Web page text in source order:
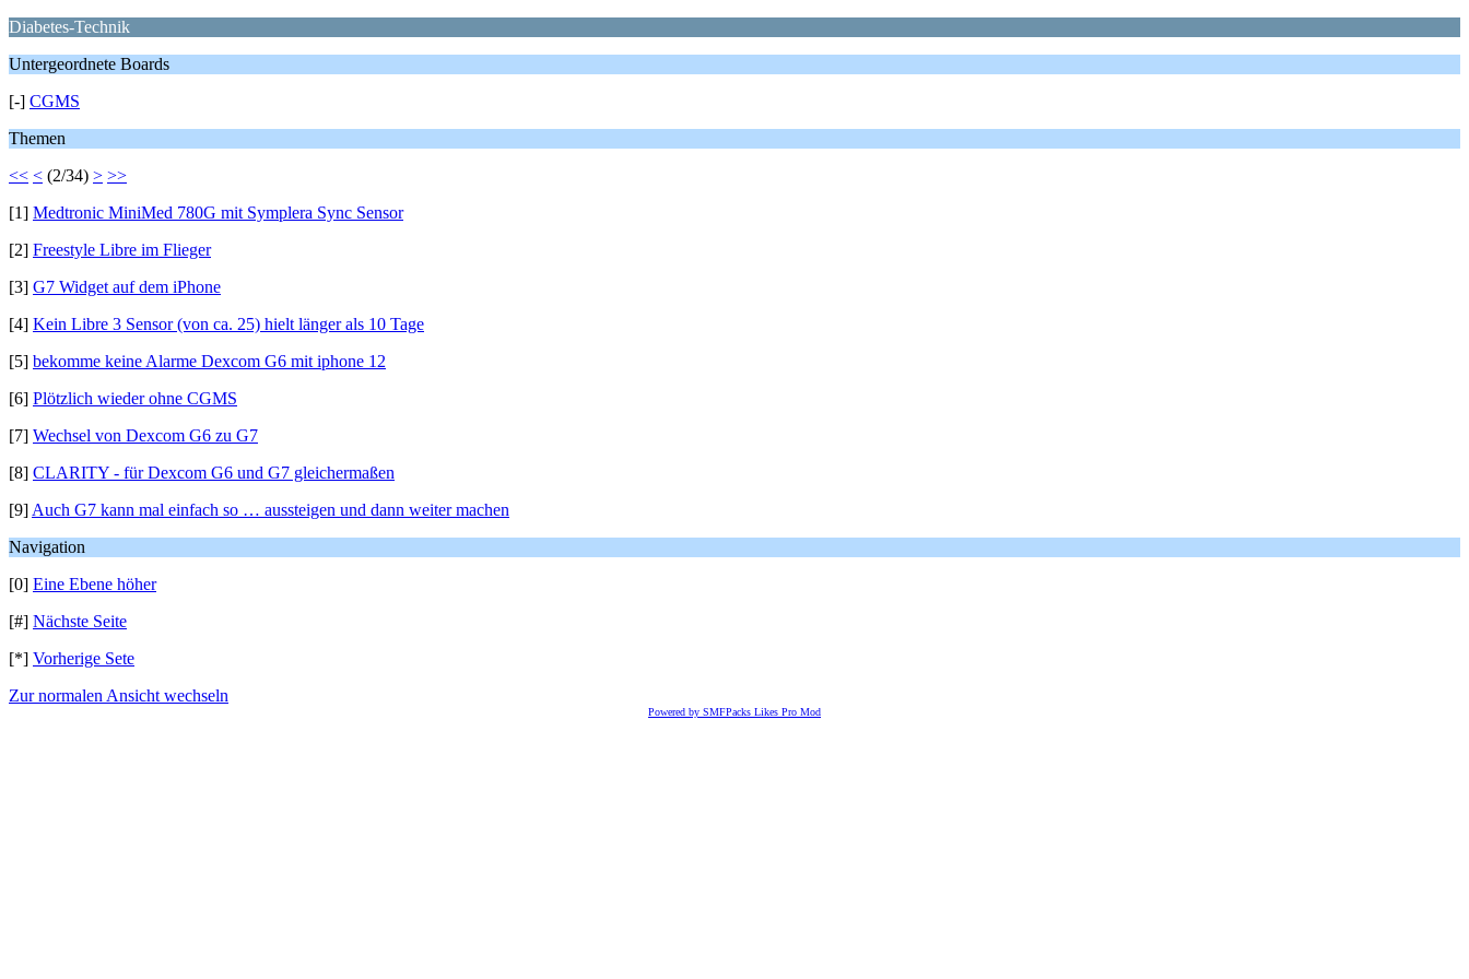
Diabetes-Technik
Untergeordnete Boards
[-] CGMS
Themen
<< < (2/34) > >>
[1] Medtronic MiniMed 780G mit Symplera Sync Sensor
[2] Freestyle Libre im Flieger
[3] G7 Widget auf dem iPhone
[4] Kein Libre 3 Sensor (von ca. 25) hielt länger als 10 Tage
[5] bekomme keine Alarme Dexcom G6 mit iphone 12
[6] Plötzlich wieder ohne CGMS
[7] Wechsel von Dexcom G6 zu G7
[8] CLARITY - für Dexcom G6 und G7 gleichermaßen
[9] Auch G7 kann mal einfach so … aussteigen und dann weiter machen
Navigation
[0] Eine Ebene höher
[#] Nächste Seite
[*] Vorherige Sete
Zur normalen Ansicht wechseln
Powered by SMFPacks Likes Pro Mod